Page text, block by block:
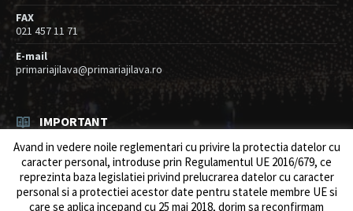
FAX
021 457 11 71
E-mail
primariajilava@primariajilava.ro
IMPORTANT
Rezultat concurs expert – proba scrisa
06/08/2026 inResurse umane / Achizitii
Anunt concurs
Avand in vedere noile reglementari cu privire la protectia datelor cu
caracter personal, introduse prin Regulamentul UE 2016/679, ce
reprezinta baza legislatiei privind prelucrarea datelor cu caracter
personal si a protectiei acestor date pentru statele membre UE si
care se aplica incepand cu 25 mai 2018, dorim sa reconfirmam